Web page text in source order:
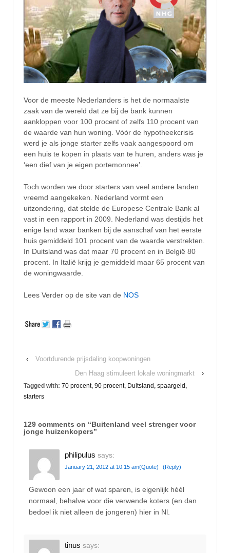
Voor de meeste Nederlanders is het de normaalste
zaak van de wereld dat ze bij de bank kunnen
aankloppen voor 100 procent of zelfs 110 procent van
de waarde van hun woning. Vóór de hypotheekcrisis
werd je als jonge starter zelfs vaak aangespoord om
een huis te kopen in plaats van te huren, anders was je
‘een dief van je eigen portemonnee’.
Toch worden we door starters van veel andere landen
vreemd aangekeken. Nederland vormt een
uitzondering, dat stelde de Europese Centrale Bank al
vast in een rapport in 2009. Nederland was destijds het
enige land waar banken bij de aanschaf van het eerste
huis gemiddeld 101 procent van de waarde verstrekten.
In Duitsland was dat maar 70 procent en in België 80
procent. In Italië krijg je gemiddeld maar 65 procent van
de woningwaarde.
Lees Verder op de site van de NOS
‹
Voortdurende prijsdaling koopwoningen
Den Haag stimuleert lokale woningmarkt
›
Tagged with: 70 procent, 90 procent, Duitsland, spaargeld,
starters
129 comments on “Buitenland veel strenger voor
jonge huizenkopers”
philipulus says:
January 21, 2012 at 10:15 am(Quote) (Reply)
Gewoon een jaar of wat sparen, is eigenlijk héél
normaal, behalve voor die verwende koters (en dan
bedoel ik niet alleen de jongeren) hier in Nl.
tinus says: